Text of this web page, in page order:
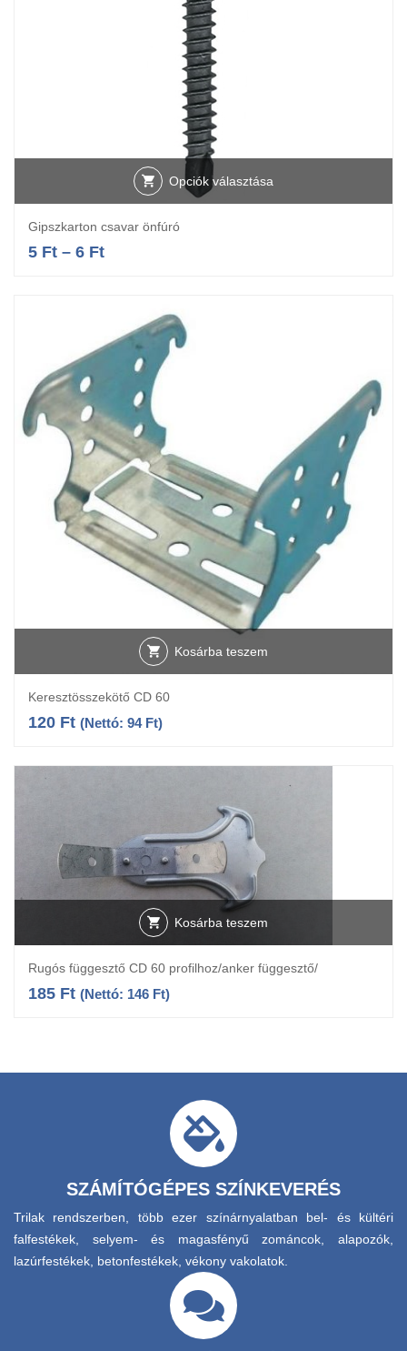
Opciók választása
Gipszkarton csavar önfúró
5 Ft – 6 Ft
Kosárba teszem
Keresztösszekötő CD 60
120 Ft (Nettó: 94 Ft)
Kosárba teszem
Rugós függesztő CD 60 profilhoz/anker függesztő/
185 Ft (Nettó: 146 Ft)
SZÁMÍTÓGÉPES SZÍNKEVERÉS
Trilak rendszerben, több ezer színárnyalatban bel- és kültéri
falfestékek, selyem- és magasfényű zománcok, alapozók,
lazúrfestékek, betonfestékek, vékony vakolatok.